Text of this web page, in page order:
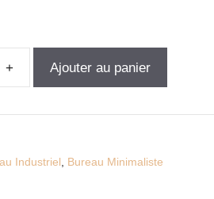
Ajouter au panier
Industriel , Bureau Minimaliste